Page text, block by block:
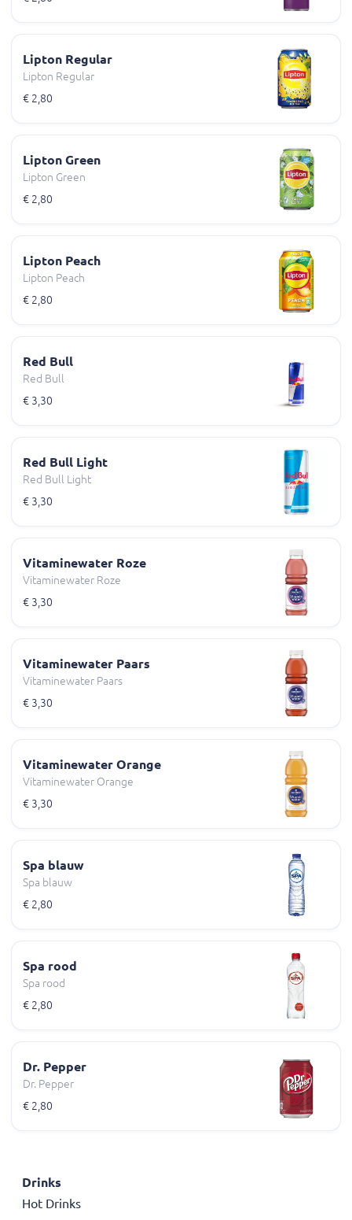
Lipton Regular
Lipton Regular
€ 2,80
Lipton Green
Lipton Green
€ 2,80
Lipton Peach
Lipton Peach
€ 2,80
Red Bull
Red Bull
€ 3,30
Red Bull Light
Red Bull Light
€ 3,30
Vitaminewater Roze
Vitaminewater Roze
€ 3,30
Vitaminewater Paars
Vitaminewater Paars
€ 3,30
Vitaminewater Orange
Vitaminewater Orange
€ 3,30
Spa blauw
Spa blauw
€ 2,80
Spa rood
Spa rood
€ 2,80
Dr. Pepper
Dr. Pepper
€ 2,80
Drinks
Hot Drinks